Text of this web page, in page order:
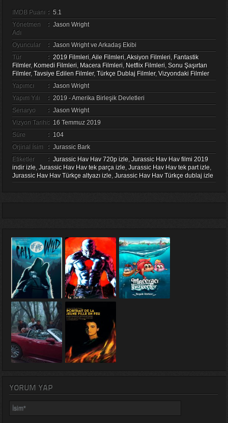
IMDB Puanı : 5.1
Yönetmen
Adı
: Jason Wright
Oyuncular : Jason Wright ve Arkadaş Ekibi
Tür
: 2019 Filmleri,Aile Filmleri,Aksiyon Filmleri, Fantastik
Filmler, Komedi Filmleri, Macera Filmleri, Netflix Filmleri, Sonu Şaşırtan
Filmler, Tavsiye Edilen Filmler, Türkçe Dublaj Filmler, Vizyondaki Filmler
Yapımcı
: Jason Wright
Yapım Yılı
: 2019 - Amerika Birleşik Devletleri
Senaryo
: Jason Wright
Vizyon Tarihi: 16 Temmuz 2019
Süre
: 104
Orjinal İsim
: Jurassic Bark
Etiketler
: Jurassic Hav Hav 720p izle, Jurassic Hav Hav filmi 2019
indir izle, Jurassic Hav Hav tek parça izle, Jurassic Hav Hav tek part izle,
Jurassic Hav Hav Türkçe altyazı izle, Jurassic Hav Hav Türkçe dublaj izle
YORUM YAP